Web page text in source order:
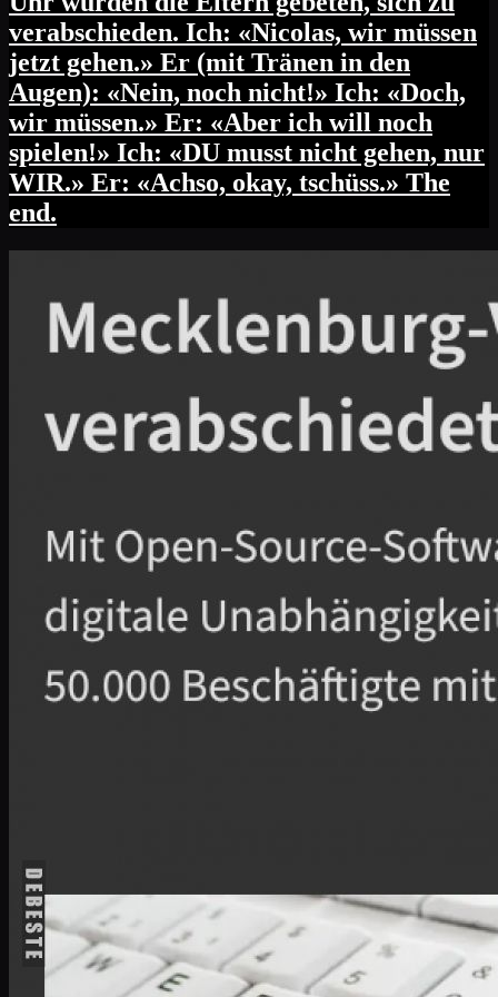
verabschieden. Ich: «Nicolas, wir müssen
jetzt gehen.» Er (mit Tränen in den
Augen): «Nein, noch nicht!» Ich: «Doch,
wir müssen.» Er: «Aber ich will noch
spielen!» Ich: «DU musst nicht gehen, nur
WIR.» Er: «Achso, okay, tschüss.» The
end.